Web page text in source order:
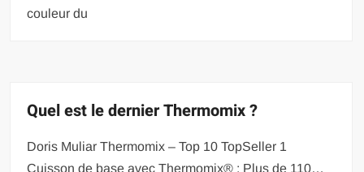
couleur du
Quel est le dernier Thermomix ?
Doris Muliar Thermomix – Top 10 TopSeller 1
Cuisson de base avec Thermomix® : Plus de 110…